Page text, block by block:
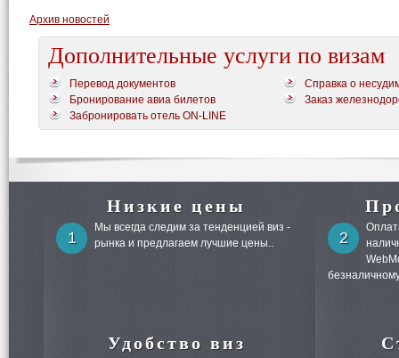
Архив новостей
Дополнительные услуги по визам
Перевод документов
Справка о
Бронирование авиа билетов
Заказ
Забронировать отель ON-LINE
Низкие цены
1
Мы всегда следим за тенденцией виз -
рынка и предлагаем лучшие цены..
2
Удобство виз